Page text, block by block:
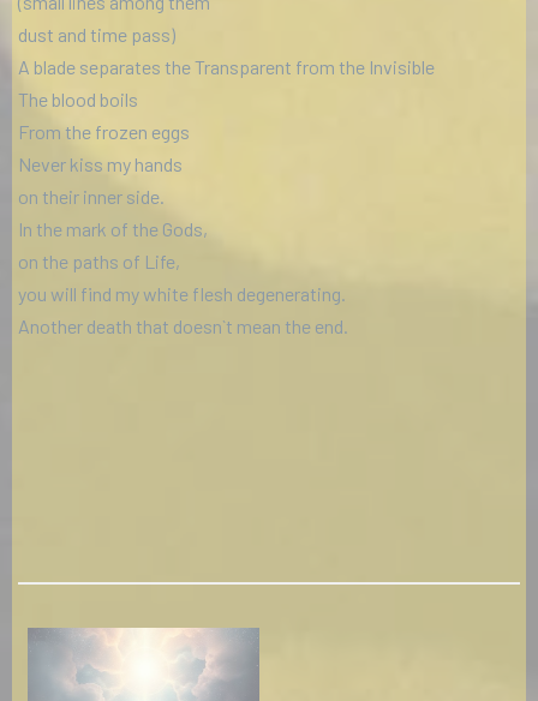
dust and time pass)
A blade separates the Transparent from the Invisible
The blood boils
From the frozen eggs
Never kiss my hands
on their inner side.
In the mark of the Gods,
on the paths of Life,
you will find my white flesh degenerating.
Another death that doesn`t mean the end.